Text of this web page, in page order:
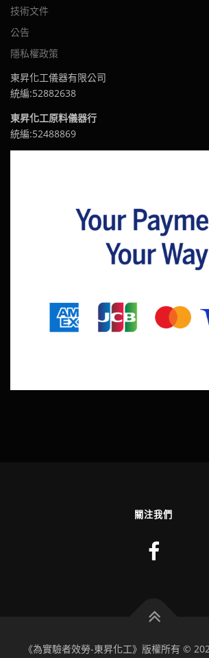
技術文件
公告
隱私權政策
東昇化工儀器有限公司
統編:52882638
東昇化工原料儀器行
統編:52488869
關注我們
《為實驗者效勞-東昇化工》版權所有 ©